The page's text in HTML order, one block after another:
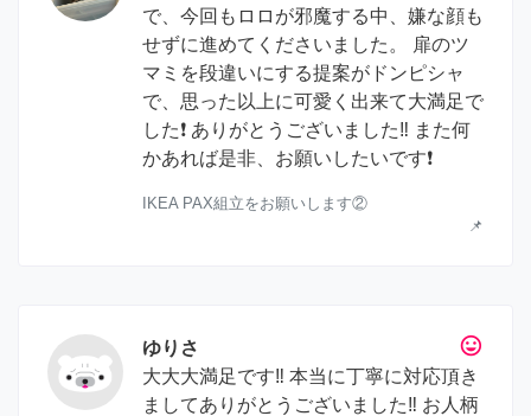
で、今回もロロが邪魔する中、嫌な顔も
せずに進めてくださいました。 扉のツ
マミを段違いにする提案がドンピシャ
で、思った以上に可愛く出来て大満足で
した❗️ ありがとうございました‼️ また何
かあれば是非、お願いしたいです❗️
IKEA PAX組立をお願いします②
📌
tag_faces
ゆりさ
大大大満足です‼︎ 本当に丁寧に対応頂き
ましてありがとうございました‼︎ お人柄